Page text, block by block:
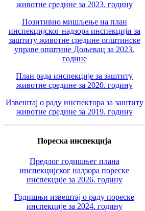
животне средине за 2023. годину
Позитивно мишљење на план
инспекцијског надзора инспекцији за
заштиту животне средине општинске
управе општине Дољевац за 2023.
године
План рада инспекције за заштиту
животне средине за 2020. годину
Извештај о раду инспектора за заштиту
животне средине за 2019. годину
Пореска инспекција
Предлог годишњег плана
инспекцијског надзора пореске
инспекције за 2026. годину
Годишњи извештај о раду пореске
инспекције за 2024. годину